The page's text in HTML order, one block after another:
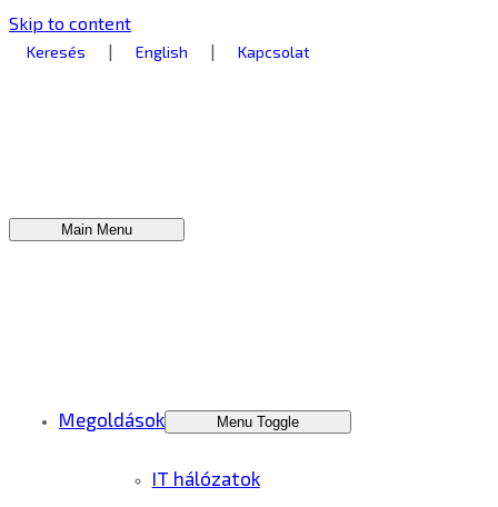
Skip to content
Keresés | English | Kapcsolat
Main Menu
Megoldások Menu Toggle
IT hálózatok